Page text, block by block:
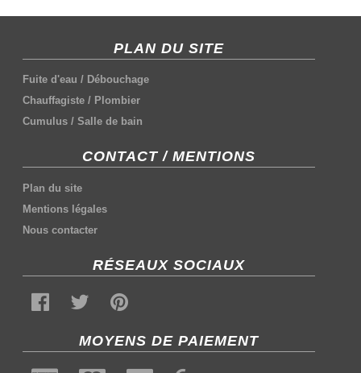
PLAN DU SITE
Fuite d'eau / Débouchage
Chauffagiste / Plombier
Cumulus /Salle de bain
CONTACT / MENTIONS
Plan du site
Mentions légales
Nous contacter
RÉSEAUX SOCIAUX
MOYENS DE PAIEMENT